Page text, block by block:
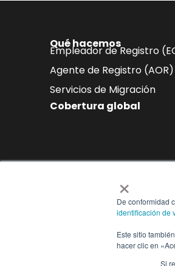
×
De conformidad
identificación de
Este sitio
hacer clic en
Si
Qué hacemos
Empleador de Registro
Agente de Registro (AOR)
Servicios de Migración
Cobertura global
Reciba